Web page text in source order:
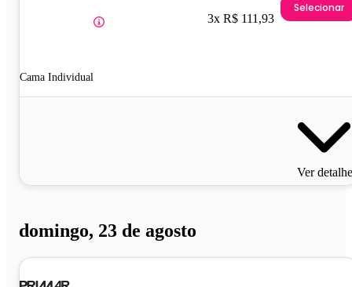
Cama Individual
3x R$ 111,93
Selecionar
Ver
domingo, 23 de agosto